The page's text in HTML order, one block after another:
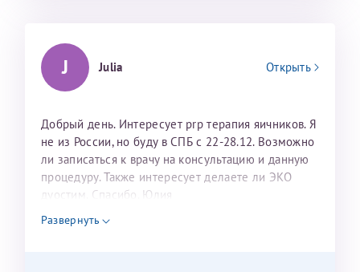
J Julia Открыть
Добрый день. Интересует prp терапия яичников. Я
не из России, но буду в СПБ с 22-28.12. Возможно
ли записаться к врачу на консультацию и данную
процедуру. Также интересует делаете ли ЭКО
дуостим. Спасибо. Юлия
Развернуть